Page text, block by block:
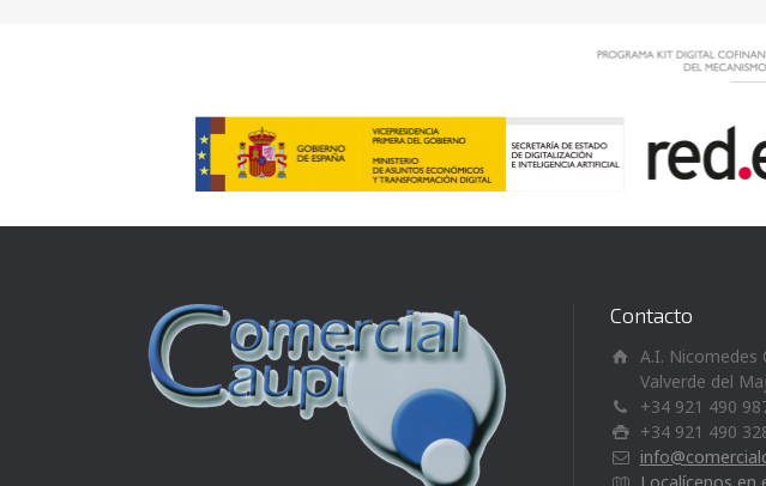
Contacto
A.I. Nicomedes
Valverde del
+34 921 490
+34 921 490
Localícenos en